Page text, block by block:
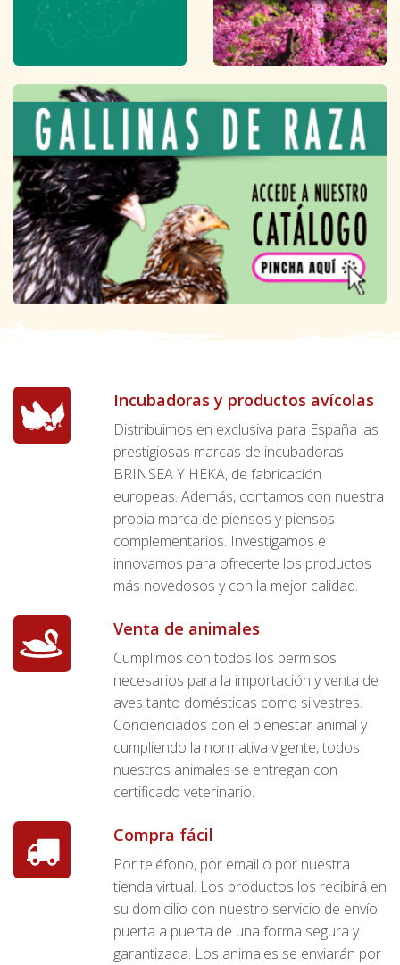
Incubadoras y productos avícolas
Distribuimos en exclusiva para España las
prestigiosas marcas de incubadoras
BRINSEA Y HEKA, de fabricación
europeas. Además, contamos con nuestra
propia marca de piensos y piensos
complementarios. Investigamos e
innovamos para ofrecerte los productos
más novedosos y con la mejor calidad.
Venta de animales
Cumplimos con todos los permisos
necesarios para la importación y venta de
aves tanto domésticas como silvestres.
Concienciados con el bienestar animal y
cumpliendo la normativa vigente, todos
nuestros animales se entregan con
certificado veterinario.
Compra fácil
Por teléfono, por email o por nuestra
tienda virtual. Los productos los recibirá en
su domicilio con nuestro servicio de envío
puerta a puerta de una forma segura y
garantizada. Los animales se enviarán por